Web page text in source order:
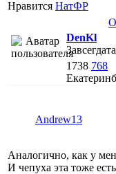
Нравится НатФР
DenKl
1738 768
Andrew13
Аналогично, как у
И чепуха эта тоже